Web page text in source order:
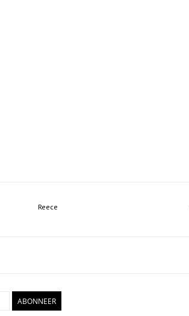
Reece
ABONNEER